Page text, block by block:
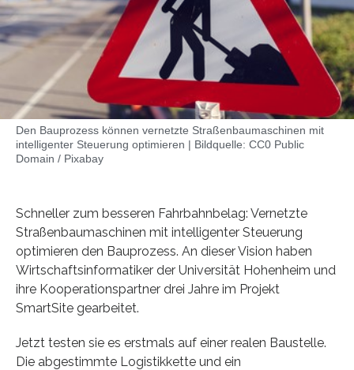
Den Bauprozess können vernetzte Straßenbaumaschinen mit
intelligenter Steuerung optimieren | Bildquelle: CC0 Public
Domain / Pixabay
Schneller zum besseren Fahrbahnbelag: Vernetzte
Straßenbaumaschinen mit intelligenter Steuerung
optimieren den Bauprozess. An dieser Vision haben
Wirtschaftsinformatiker der Universität Hohenheim und
ihre Kooperationspartner drei Jahre im Projekt
SmartSite gearbeitet.
Jetzt testen sie es erstmals auf einer realen Baustelle.
Die abgestimmte Logistikkette und ein